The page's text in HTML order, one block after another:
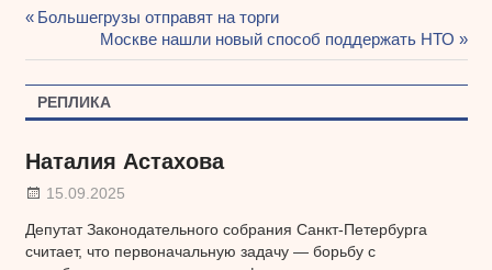
Навигация
записям
Предыдущая
Большегрузы отправят на торги
Следующая
запись:
Москве нашли новый способ поддержать НТО
РЕПЛИКА
Наталия Астахова
15.09.2025
Депутат Законодательного собрания Санкт-Петербурга
считает, что первоначальную задачу — борьбу с